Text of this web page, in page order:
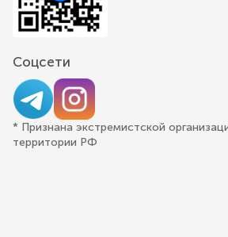
Соцсети
* Признана экстремистской
территории РФ